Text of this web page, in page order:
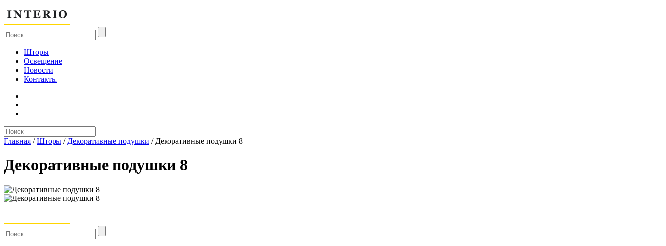
Шторы
Освещение
Новости
Контакты
Главная /Шторы / Декоративные подушки / Декоративные подушки 8
Декоративные подушки 8